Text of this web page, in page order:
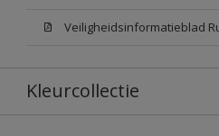
Kleurcollectie